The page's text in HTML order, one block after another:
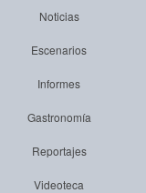
Noticias
Escenarios
Informes
Gastronomía
Reportajes
Videoteca